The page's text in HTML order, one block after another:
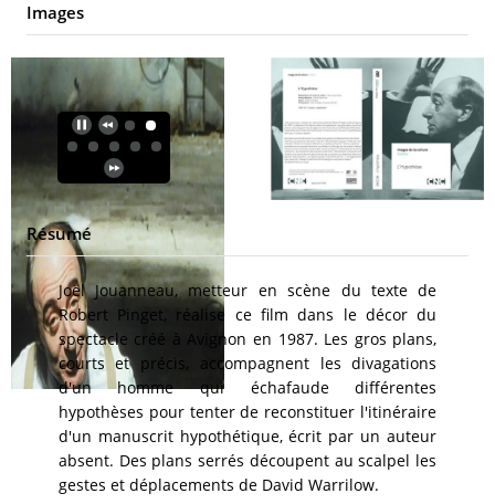
Images
Résumé
Joël Jouanneau, metteur en scène du texte de
Robert Pinget, réalise ce film dans le décor du
spectacle créé à Avignon en 1987. Les gros plans,
courts et précis, accompagnent les divagations
d'un homme qui échafaude différentes
hypothèses pour tenter de reconstituer l'itinéraire
d'un manuscrit hypothétique, écrit par un auteur
absent. Des plans serrés découpent au scalpel les
gestes et déplacements de David Warrilow.